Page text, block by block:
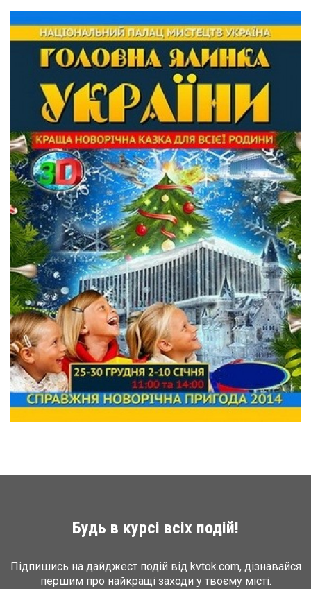
Будь в курсі всіх подій!
Підпишись на дайджест подій від kvtok.com, дізнавайся
першим про найкращі заходи у твоєму місті.